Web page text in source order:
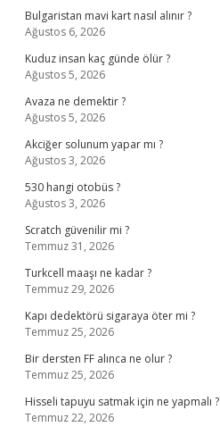
Bulgaristan mavi kart nasıl alınır ?
Ağustos 6, 2026
Kuduz insan kaç günde ölür ?
Ağustos 5, 2026
Avaza ne demektir ?
Ağustos 5, 2026
Akciğer solunum yapar mı ?
Ağustos 3, 2026
530 hangi otobüs ?
Ağustos 3, 2026
Scratch güvenilir mi ?
Temmuz 31, 2026
Turkcell maaşı ne kadar ?
Temmuz 29, 2026
Kapı dedektörü sigaraya öter mi ?
Temmuz 25, 2026
Bir dersten FF alınca ne olur ?
Temmuz 25, 2026
Hisseli tapuyu satmak için ne yapmalı ?
Temmuz 22, 2026